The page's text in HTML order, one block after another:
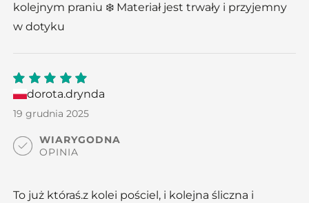
kolejnym praniu ❄️ Materiał jest trwały i przyjemny
w dotyku
5out
of 5
dorota.drynda
19 grudnia 2025
WIARYGODNA
OPINIA
To już któraś.z kolei pościel, i kolejna śliczna i